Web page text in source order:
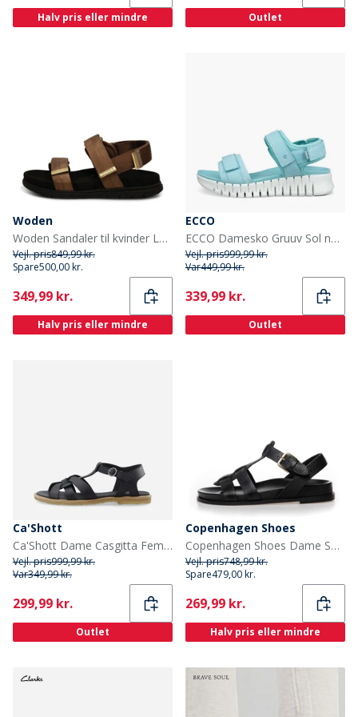
Halv pris eller mindre Outlet
Woden
Woden Sandaler til kvinder Louisa 069 Latte
Vejl. pris849,99 kr.
Spare500,00 kr.
Current
349,99 kr.
Halv pris eller mindre
ECCO
ECCO Damesko Gruuv Sol nubuck ankelrem sandaler Aquatic
Vejl. pris999,99 kr.
Var449,99 kr.
Current
339,99 kr.
Outlet
Ca'Shott
Ca'Shott Dame Casgitta Feminine Læder Sandaler Sort
Vejl. pris999,99 kr.
Var349,99 kr.
Current
299,99 kr.
Outlet
Copenhagen Shoes
Copenhagen Shoes Dame Sandaler Sort
Vejl. pris748,99 kr.
Spare479,00 kr.
Current
269,99 kr.
Halv pris eller mindre